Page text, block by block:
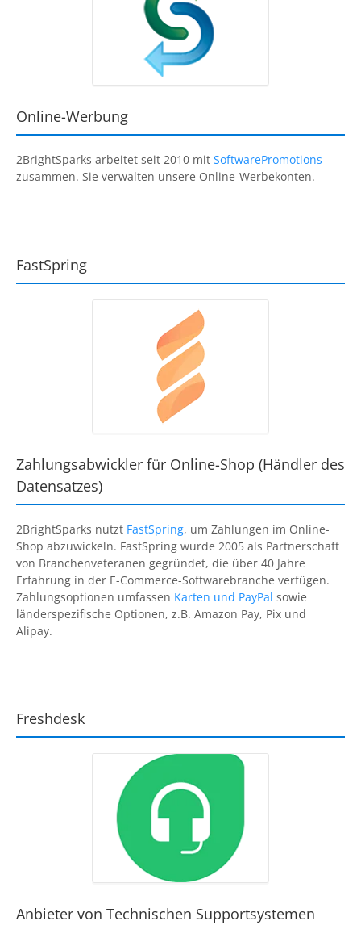
Online-Werbung
2BrightSparks arbeitet seit 2010 mit SoftwarePromotions
zusammen. Sie verwalten unsere Online-Werbekonten.
FastSpring
Zahlungsabwickler für Online-Shop (Händler des
Datensatzes)
2BrightSparks nutzt FastSpring, um Zahlungen im Online-
Shop abzuwickeln. FastSpring wurde 2005 als Partnerschaft
von Branchenveteranen gegründet, die über 40 Jahre
Erfahrung in der E-Commerce-Softwarebranche verfügen.
Zahlungsoptionen umfassen Karten und PayPal sowie
länderspezifische Optionen, z.B. Amazon Pay, Pix und
Alipay.
Freshdesk
Anbieter von Technischen Supportsystemen